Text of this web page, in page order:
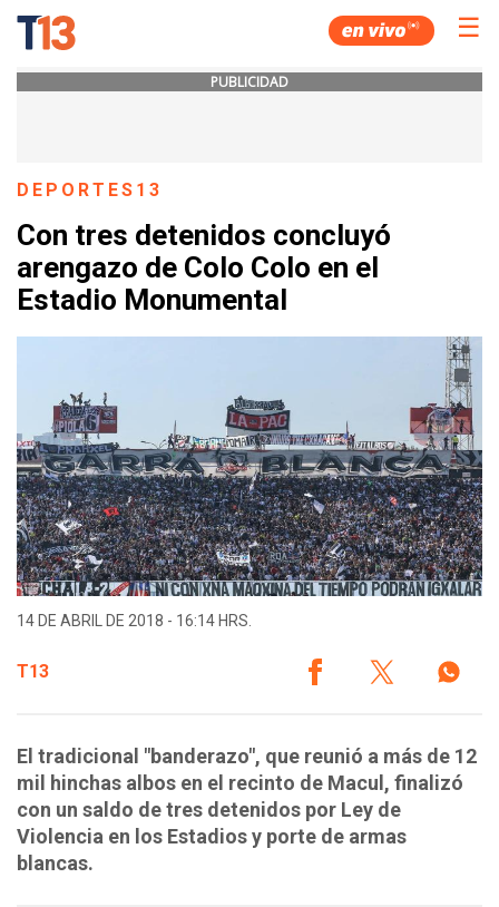
☰
PUBLICIDAD
DEPORTES13
Con tres detenidos concluyó
arengazo de Colo Colo en el
Estadio Monumental
14 DE ABRIL DE 2018 - 16:14 HRS.
T13
El tradicional "banderazo", que reunió a más de 12
mil hinchas albos en el recinto de Macul, finalizó
con un saldo de tres detenidos por Ley de
Violencia en los Estadios y porte de armas
blancas.